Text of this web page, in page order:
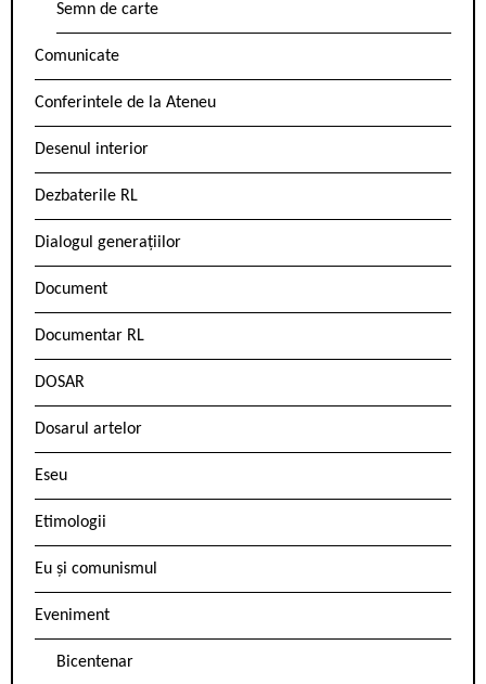
Semn de carte
Comunicate
Conferintele de la Ateneu
Desenul interior
Dezbaterile RL
Dialogul generațiilor
Document
Documentar RL
DOSAR
Dosarul artelor
Eseu
Etimologii
Eu și comunismul
Eveniment
Bicentenar